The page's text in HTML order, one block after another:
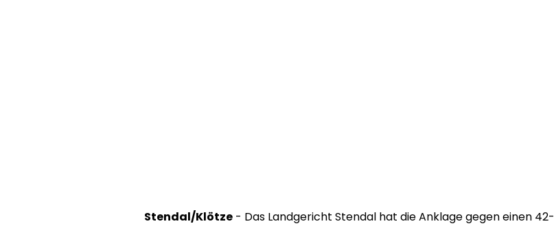
Stendal/Klötze - Das Landgericht Stendal hat die Anklage gegen einen 42-